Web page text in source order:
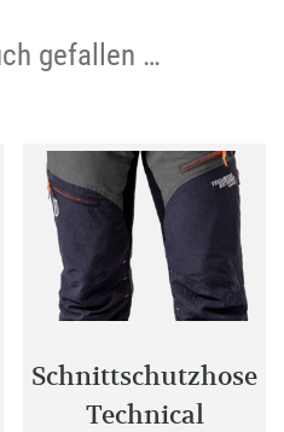
gefallen …
Schnittschutzhose
Technical